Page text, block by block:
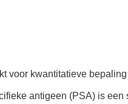
voor kwantitatieve
antigeen (PSA) is